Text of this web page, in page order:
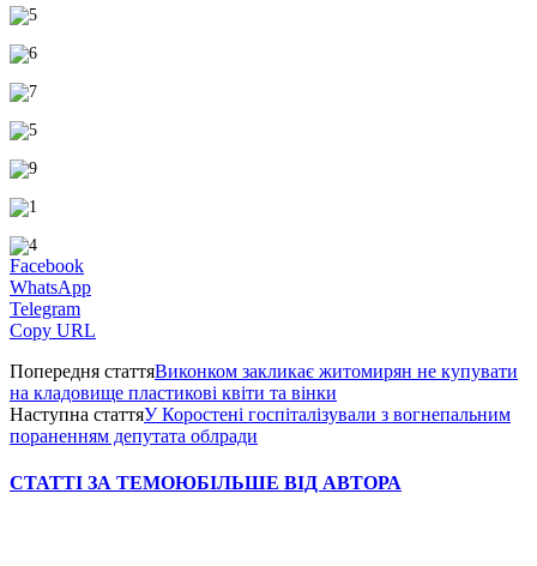
Facebook
WhatsApp
Telegram
Copy URL
Попередня статтяВиконком закликає житомирян не купувати
на кладовище пластикові квіти та вінки
Наступна статтяУ Коростені госпіталізували з вогнепальним
пораненням депутата облради
СТАТТІ ЗА ТЕМОЮБІЛЬШЕ ВІД АВТОРА